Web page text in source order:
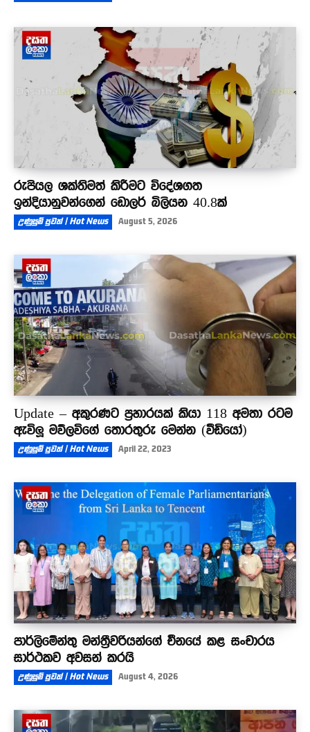
රුපියල ශක්තිමත් කිරීමට විදේශගත
ඉන්දියානුවන්ගෙන් ඩොලර් බිලියන 40.8ක්
උණුසුම් පුවත් | Hot News August 5, 2026
Update – අකුරණට ප්‍රහාරයක් කියා 118 අමතා රටම
ඇවිලූ මව්ලවිගේ තොරතුරු මෙන්න (වීඩියෝ)
උණුසුම් පුවත් | Hot News April 22, 2023
පාර්ලිමේන්තු මන්ත්‍රීවරියන්ගේ චීනයේ කළ සංචාරය
සාර්ථකව අවසන් කරයි
උණුසුම් පුවත් | Hot News August 4, 2026